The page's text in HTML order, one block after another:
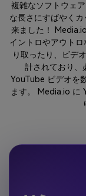
複雑なソフトウェ
な長さにすばやく
来ました！
イントロやアウト
り取ったり、ビデ
計されており、
YouTube ビデオを
ます。 Media.io に